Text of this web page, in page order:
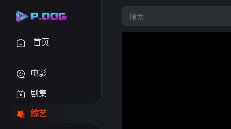
首页
电影
剧集
综艺